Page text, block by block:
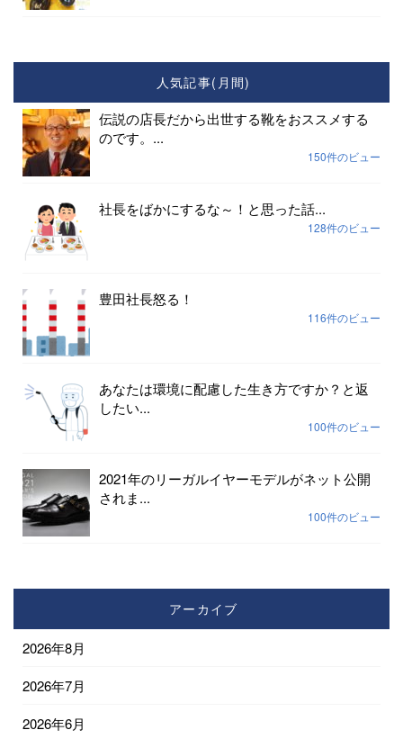
人気記事(月間)
伝説の店長だから出世する靴をおススメする
のです。...
150件のビュー
社長をばかにするな～！と思った話...
128件のビュー
豊田社長怒る！
116件のビュー
あなたは環境に配慮した生き方ですか？と返
したい...
100件のビュー
2021年のリーガルイヤーモデルがネット公開
されま...
100件のビュー
アーカイブ
2026年8月
2026年7月
2026年6月